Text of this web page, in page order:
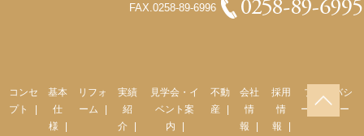
FAX.0258-89-6996
コンセ
プト
基本
仕
様
リフォ
ーム
実績
紹
介
見学会・イ
ベント案
内
不動
産
会社
情
報
採用
情
報
プライバシ
ーポリシー